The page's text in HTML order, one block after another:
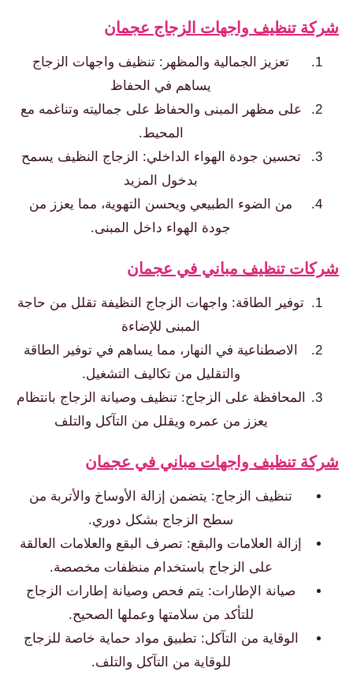
تنظيف واجهات الزجاج عجمان
تعزيز الجمالية والمظهر: تنظيف واجهات الزجاج
يساهم في الحفاظ
على مظهر المبنى والحفاظ على جماليته وتناغمه مع
المحيط.
تحسين جودة الهواء الداخلي: الزجاج النظيف يسمح
بدخول المزيد
من الضوء الطبيعي ويحسن التهوية، مما يعزز من
جودة الهواء داخل المبنى.
تنظيف مباني في عجمان
توفير الطاقة: واجهات الزجاج النظيفة تقلل من حاجة
المبنى للإضاءة
الاصطناعية في النهار، مما يساهم في توفير الطاقة
والتقليل من تكاليف التشغيل.
المحافظة على الزجاج: تنظيف وصيانة الزجاج بانتظام
يعزز من عمره ويقلل من التآكل والتلف
تنظيف واجهات مباني في عجمان
تنظيف الزجاج: يتضمن إزالة الأوساخ والأتربة من
سطح الزجاج بشكل دوري.
إزالة العلامات والبقع: تصرف البقع والعلامات العالقة
على الزجاج باستخدام منظفات مخصصة.
صيانة الإطارات: يتم فحص وصيانة إطارات الزجاج
للتأكد من سلامتها وعملها الصحيح.
الوقاية من التآكل: تطبيق مواد حماية خاصة للزجاج
للوقاية من التآكل والتلف.